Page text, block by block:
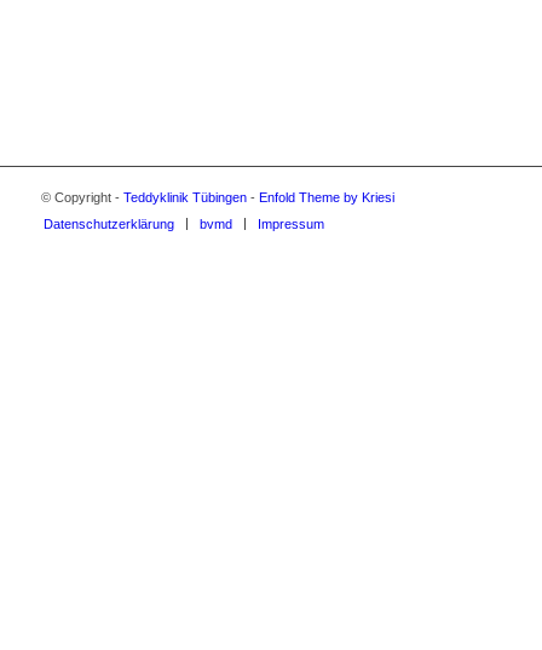
© Copyright - Teddyklinik Tübingen- Enfold Theme by Kriesi
Datenschutzerklärung
bvmd Impressum